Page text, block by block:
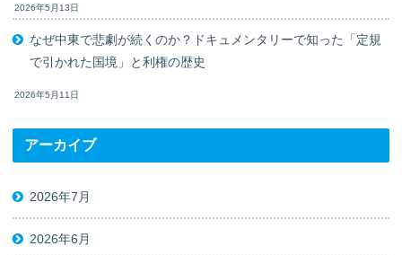
2026年5月13日
なぜ中東で悲劇が続くのか？ドキュメンタリーで知った「定規
で引かれた国境」と利権の歴史
2026年5月11日
アーカイブ
2026年7月
2026年6月